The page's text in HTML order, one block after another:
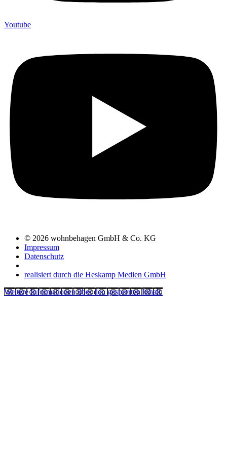
Youtube
© 2026 wohnbehagen GmbH & Co. KG
Impressum
Datenschutz
realisiert durch die Heskamp Medien GmbH
Weitere Informationen über den gesperrten Inhalt.